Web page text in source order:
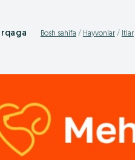
Bosh sahifa Hayvonlar Itlar